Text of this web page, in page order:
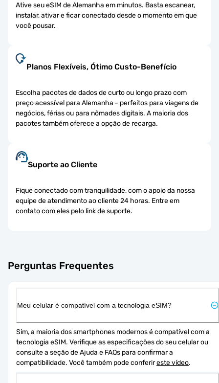
Ative seu eSIM de Alemanha em minutos. Basta escanear,
instalar, ativar e ficar conectado desde o momento em que
você pousar.
Planos Flexíveis, Ótimo Custo-Benefício
Escolha pacotes de dados de curto ou longo prazo com
preço acessível para Alemanha - perfeitos para viagens de
negócios, férias ou para nômades digitais. A maioria dos
pacotes também oferece a opção de recarga.
Suporte ao Cliente
Fique conectado com tranquilidade, com o apoio da nossa
equipe de atendimento ao cliente 24 horas. Entre em
contato com eles pelo link de suporte.
Perguntas Frequentes
Meu celular é compatível com a tecnologia eSIM?
Sim, a maioria dos smartphones modernos é compatível com a
tecnologia eSIM. Verifique as especificações do seu celular ou
consulte a seção de Ajuda e FAQs para confirmar a
compatibilidade. Você também pode conferir este vídeo.